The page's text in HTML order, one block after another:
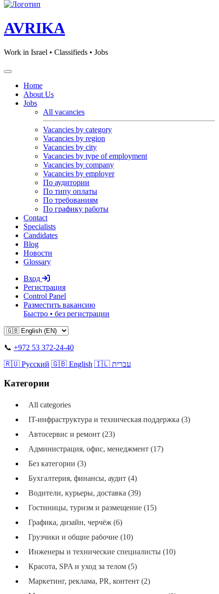
AVRIKA
Work in Israel • Classifieds • Jobs
Home
About Us
Jobs
All vacancies
Vacancies by category
Vacancies by region
Vacancies by city
Vacancies by type of employment
Vacancies by company
Vacancies by employer
По аудитории
По типу оплаты
По требованиям
По графику работы
Contact
Specialists
Candidates
Blog
Новости
Glossary
Вход
Регистрация
Control Panel
Разместить вакансию
Быстро • без регистрации
📞 +972 53 372-24-40
🇷🇺 Русский 🇬🇧 English 🇮🇱 עברית
Категории
All categories
IT-инфраструктура и техническая поддержка (3)
Автосервис и ремонт (23)
Администрация, офис, менеджмент (17)
Без категории (3)
Бухгалтерия, финансы, аудит (4)
Водители, курьеры, доставка (39)
Гостиницы, туризм и размещение (15)
Графика, дизайн, черчёж (6)
Грузчики и общие рабочие (10)
Инженеры и технические специалисты (10)
Красота, SPA и уход за телом (5)
Маркетинг, реклама, PR, контент (2)